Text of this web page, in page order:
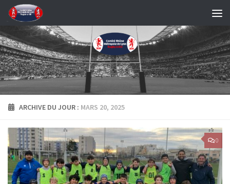
Skip to content
ARCHIVE DU JOUR : MARS 20, 2025
0